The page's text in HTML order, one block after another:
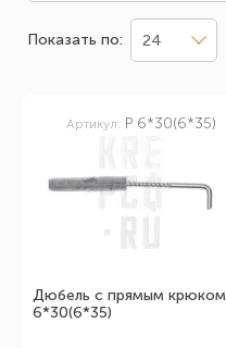
Показать по: 24
Дюбель с прямым крюком
6*30(6*35)
Артикул: P 6*30(6*35)